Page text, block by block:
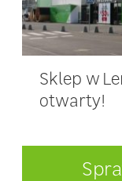
Sklep w
otwarty!